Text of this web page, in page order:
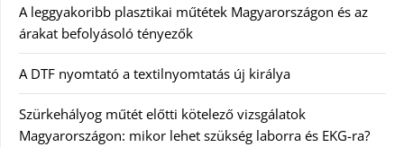
A leggyakoribb plasztikai műtétek Magyarországon és az
árakat befolyásoló tényezők
A DTF nyomtató a textilnyomtatás új királya
Szürkehályog műtét előtti kötelező vizsgálatok
Magyarországon: mikor lehet szükség laborra és EKG-ra?